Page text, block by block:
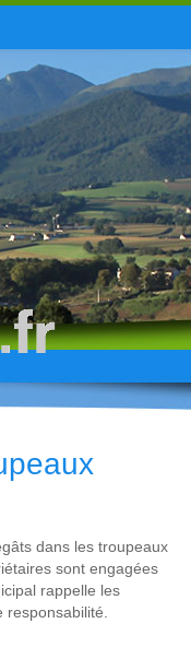
dans les troupeaux
sont engagées
rappelle les
responsabilité.